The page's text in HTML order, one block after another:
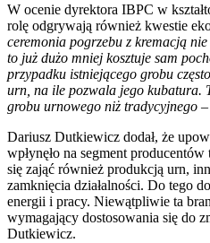
W ocenie dyrektora IBPC w
rolę odgrywają również kwestie
ceremonia pogrzebu z kremacją
to już dużo mniej kosztuje sam
przypadku istniejącego grobu
urn, na ile pozwala jego kubatura.
grobu urnowego niż tradycyjnego
Dariusz Dutkiewicz dodał, że
wpłynęło na segment
się zająć również produkcją urn,
zamknięcia działalności. Do tego
energii i pracy. Niewątpliwie ta
wymagający dostosowania się do
Dutkiewicz.